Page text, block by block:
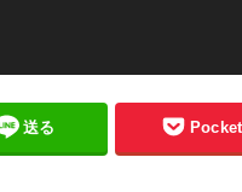
送る Pocket